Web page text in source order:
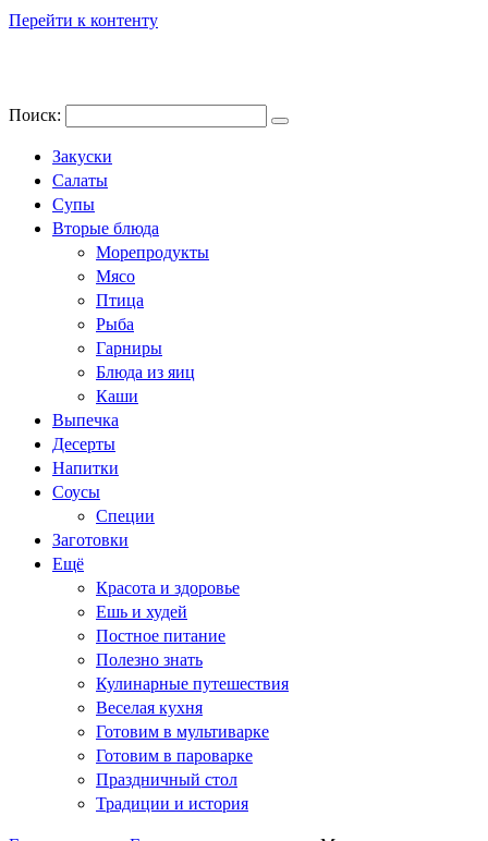
Перейти к контенту
Поиск:
Закуски
Салаты
Супы
Вторые блюда
Морепродукты
Мясо
Птица
Рыба
Гарниры
Блюда из яиц
Каши
Выпечка
Десерты
Напитки
Соусы
Специи
Заготовки
Ещё
Красота и здоровье
Ешь и худей
Постное питание
Полезно знать
Кулинарные путешествия
Веселая кухня
Готовим в мультиварке
Готовим в пароварке
Праздничный стол
Традиции и история